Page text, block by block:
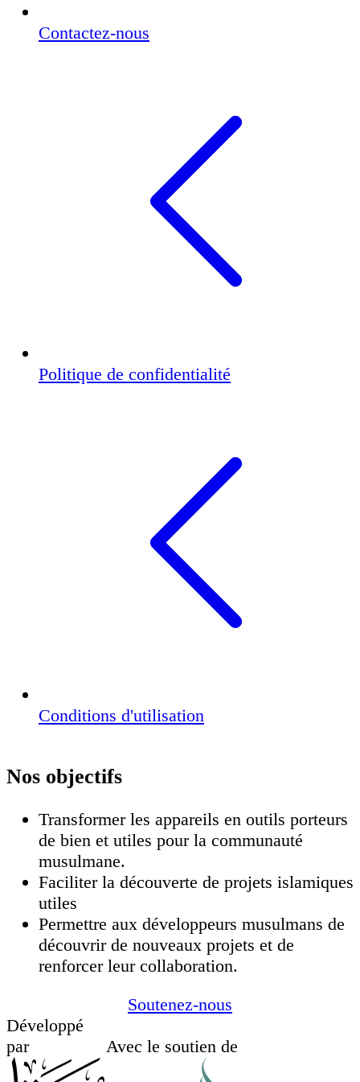
Contactez-nous
Politique de confidentialité
Conditions d'utilisation
Nos objectifs
Transformer les appareils en outils porteurs
de bien et utiles pour la communauté
musulmane.
Faciliter la découverte de projets islamiques
utiles
Permettre aux développeurs musulmans de
découvrir de nouveaux projets et de
renforcer leur collaboration.
Soutenez-nous
Développé
par
Avec le soutien de